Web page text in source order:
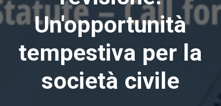
Un'opportunità
tempestiva per la
società civile